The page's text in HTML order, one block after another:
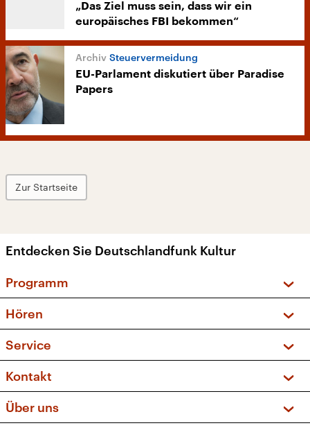
„Das Ziel muss sein, dass wir ein
europäisches FBI bekommen“
Steuervermeidung
EU-Parlament diskutiert über Paradise
Papers
Zur Startseite
Entdecken Sie Deutschlandfunk Kultur
Programm
Sendungen und Podcasts
Musikliste
Kakadu – Das Kinderprogramm
Hören
Frequenzen (UKW + DAB+)
Service
FAQ
Apps
Newsletter
Kontakt
Social Media
Über uns